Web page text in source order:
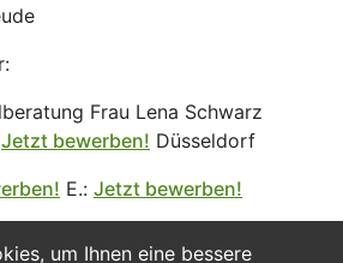
um Ihnen eine bessere
Frau Lena Schwarz
Jetzt bewerben! Düsseldorf
E.: Jetzt bewerben!